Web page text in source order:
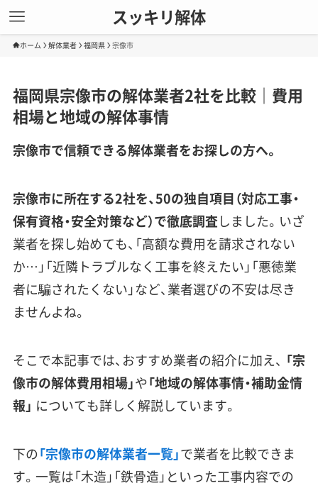
スッキリ解体
ホーム 解体業者 福岡県 宗像市
福岡県宗像市の解体業者2社を比較｜費用
相場と地域の解体事情
宗像市で信頼できる解体業者をお探しの方へ。
宗像市に所在する2社を、50の独自項目（対応工事・
保有資格・安全対策など）で徹底調査しました。いざ
業者を探し始めても、「高額な費用を請求されない
か…」「近隣トラブルなく工事を終えたい」「悪徳業
者に騙されたくない」など、業者選びの不安は尽き
ませんよね。
そこで本記事では、おすすめ業者の紹介に加え、 「宗
像市の解体費用相場」や「地域の解体事情・補助金情
報」 についても詳しく解説しています。
下の「宗像市の解体業者一覧」で業者を比較できま
す。一覧は「木造」「鉄骨造」といった工事内容での